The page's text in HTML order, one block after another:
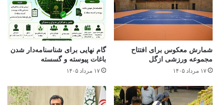
شمارش معکوس برای افتتاح
مجموعه ورزشی ازگل
۱۷ مرداد ۱۴۰۵
گام نهایی برای شناسنامه‌دار شدن
باغات پیوسته و گسسته
۱۷ مرداد ۱۴۰۵